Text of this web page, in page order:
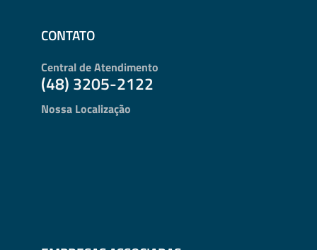
CONTATO
Central de Atendimento
(48) 3205-2122
Nossa Localização